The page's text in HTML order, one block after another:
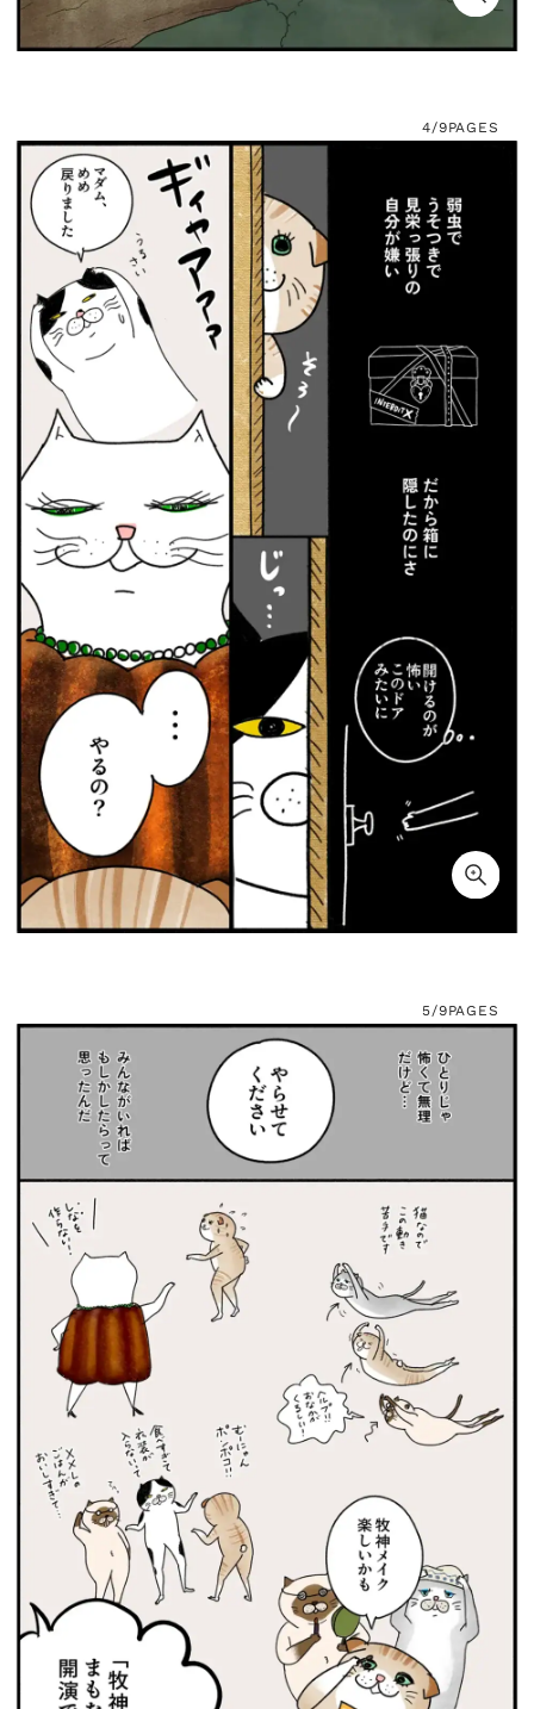
4/9PAGES
5/9PAGES